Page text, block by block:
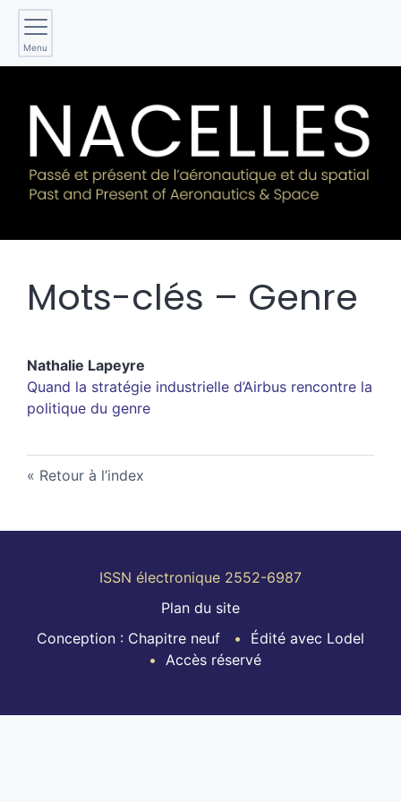
Menu
Mots-clés – Genre
Nathalie Lapeyre
Quand la stratégie industrielle d’Airbus rencontre la
politique du genre
Retour à l’index
ISSN électronique 2552-6987
Plan du site
Conception : Chapitre neuf
Édité avec Lodel
Accès réservé